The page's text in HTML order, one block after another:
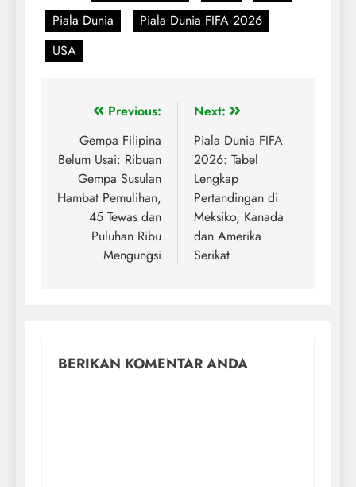
Piala Dunia
Piala Dunia FIFA 2026
USA
Previous:
Gempa Filipina
Belum Usai: Ribuan
Gempa Susulan
Hambat Pemulihan,
45 Tewas dan
Puluhan Ribu
Mengungsi
Next:
Piala Dunia FIFA
2026: Tabel
Lengkap
Pertandingan di
Meksiko, Kanada
dan Amerika
Serikat
BERIKAN KOMENTAR ANDA